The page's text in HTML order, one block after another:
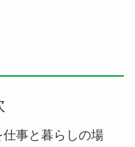
事と暮らしの場